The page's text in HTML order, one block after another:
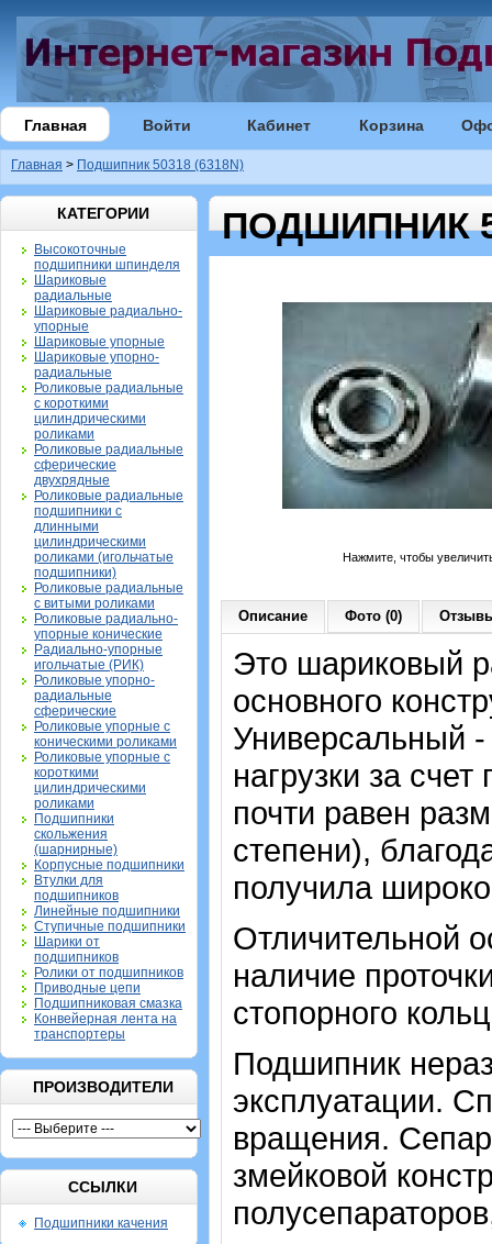
Главная Войти Кабинет Корзина
Главная > Подшипник 50318 (6318N)
КАТЕГОРИИ
Высокоточные
подшипники шпинделя
Шариковые
радиальные
Шариковые радиально-
упорные
Шариковые упорные
Шариковые упорно-
радиальные
Роликовые радиальные
с короткими
цилиндрическими
роликами
Роликовые радиальные
сферические
двухрядные
Роликовые радиальные
подшипники с
длинными
цилиндрическими
роликами (игольчатые
подшипники)
Роликовые радиальные
с витыми роликами
Роликовые радиально-
упорные конические
Радиально-упорные
игольчатые (РИК)
Роликовые упорно-
радиальные
сферические
Роликовые упорные с
коническими роликами
Роликовые упорные с
короткими
цилиндрическими
роликами
Подшипники
скольжения
(шарнирные)
Корпусные подшипники
Втулки для
подшипников
Линейные подшипники
Ступичные подшипники
Шарики от
подшипников
Ролики от подшипников
Приводные цепи
Подшипниковая смазка
Конвейерная лента на
транспортеры
ПРОИЗВОДИТЕЛИ
ССЫЛКИ
Подшипники качения
ПОДШИПНИК
Нажмите, чтобы
Описание Фото (0)
Это шариковый
основного
Универсальный
нагрузки за
почти равен
степени),
получила
Отличительной
наличие
стопорного
Подшипник
эксплуатации.
вращения.
змейковой